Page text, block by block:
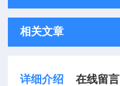
相关文章
详细介绍 在线留言